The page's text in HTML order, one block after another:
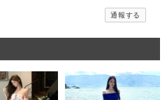
通報する